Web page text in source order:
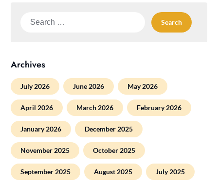
Search
Archives
July 2026 June 2026 May 2026
April 2026 March 2026 February 2026
January 2026 December 2025
November 2025 October 2025
September 2025 August 2025 July 2025